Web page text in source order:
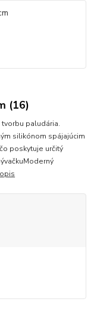
(16)
paludária.
silikónom spájajúcim
poskytuje určitý